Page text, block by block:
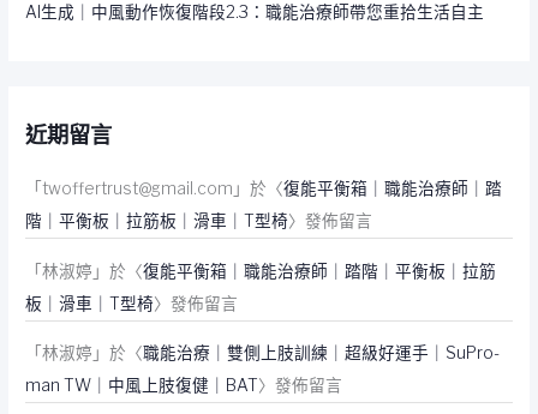
AI生成｜中風動作恢復階段2.3：職能治療師帶您重拾生活自主
近期留言
「twoffertrust@gmail.com 」於〈復能平衡箱｜職能治療師｜踏
階｜平衡板｜拉筋板｜滑車｜T型椅〉發佈留言
「林淑婷 」於〈復能平衡箱｜職能治療師｜踏階｜平衡板｜拉筋
板｜滑車｜T型椅〉發佈留言
「林淑婷 」於〈職能治療｜雙側上肢訓練｜超級好運手｜SuPro-
man TW｜中風上肢復健｜BAT〉發佈留言